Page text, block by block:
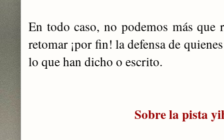
En todo caso, no podemos más que
retomar ¡por fin! la defensa de
lo que han dicho o escrito.
Sobre la pista